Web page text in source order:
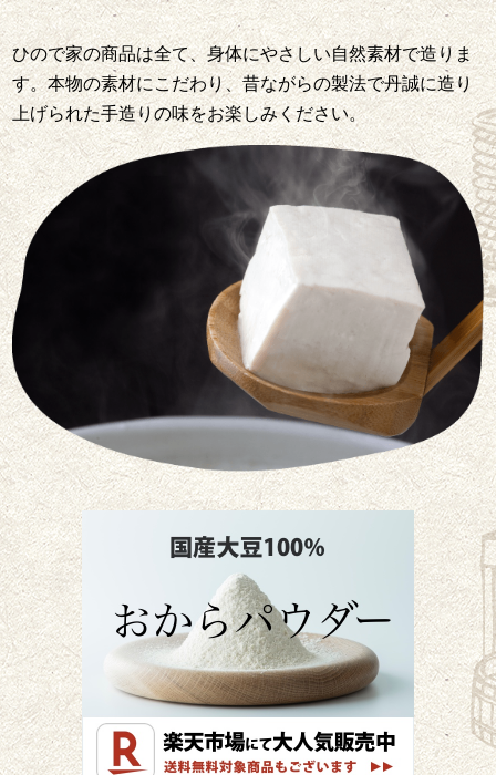
ひので家の商品は全て、身体にやさしい自然素材で造りま
す。本物の素材にこだわり、昔ながらの製法で丹誠に造り
上げられた手造りの味をお楽しみください。